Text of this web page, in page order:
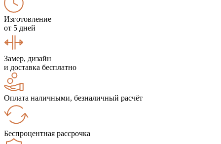
Изготовление
от 5 дней
Замер, дизайн
и доставка бесплатно
Оплата наличными, безналичный расчёт
Беспроцентная рассрочка